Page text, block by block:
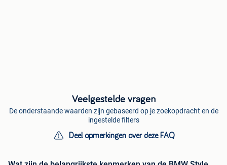
Veelgestelde vragen
De onderstaande waarden zijn gebaseerd op je zoekopdracht en de
ingestelde filters
Deel opmerkingen over deze FAQ